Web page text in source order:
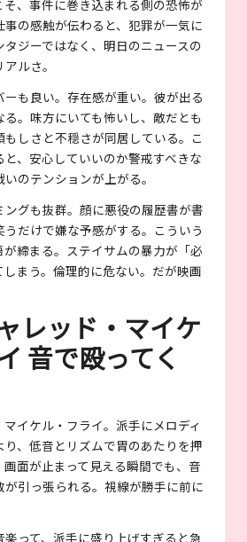
、事件に巻き込まれる側の恐怖が
の感触が伝わると、犯罪が一気に
ジーではなく、明日のニュースの
ルさ。
も良い。存在感が重い。彼が出る
。味方にいても怖いし、敵だとも
もしさと不穏さが同居している。こ
と、安心していいのか警戒すべきな
のテンションが上がる。
ングも抜群。顔に悪役の履歴書が書
だけで嫌な予感がする。こういう
締まる。ステイサムの暴力が「必
まう。倫理的に危ない。だが映画
レッド・マイケ
音で殴ってく
イケル・フライ。派手にメロディ
、低音とリズムで胃のあたりを押
画面が止まって見える瞬間でも、音
が引っ張られる。視線が勝手に前に
って、派手に盛り上げすぎると急